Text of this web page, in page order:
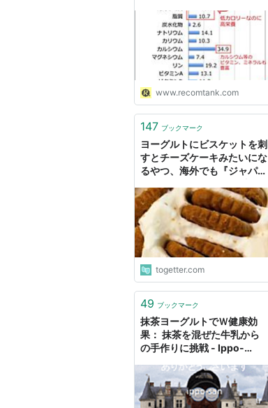
www.recomtank.com
147 ブックマーク
ヨーグルトにビスケットを刺
すとチーズケーキみたいにな
るやつ、海外でも『ジャパニ
健康的なスイーツとしてバズ
っているらしい
togetter.com
49 ブックマーク
抹茶ヨーグルトでＷ健康効
果： 抹茶を混ぜた牛乳から
の手作りに挑戦 - Ippo-